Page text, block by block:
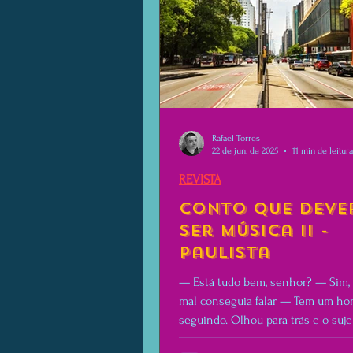
Conto que
ser Música II -
Paulista
— Está tudo bem, senhor? — Sim, sim — ele
mal conseguia falar — Tem um
seguindo. Olhou para trás e o sujeito vinha,
agora calmamente, em sua direção.
REVISTA
Rafael Torres
22 de jun. de 2025
11 min de leitura